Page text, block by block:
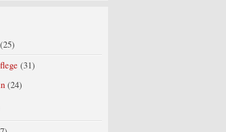
(25)
(31)
(24)